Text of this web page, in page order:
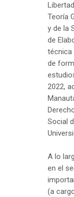
Teoría
y de la
de
técnica
de
2022,
Social
A lo
en el
(a